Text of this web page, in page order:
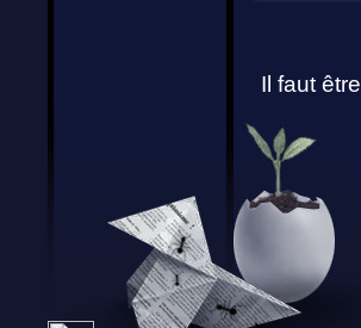
Il faut être